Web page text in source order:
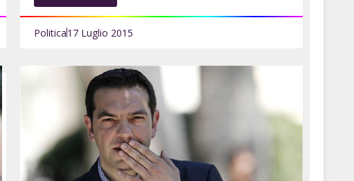
Politica17 Luglio 2015